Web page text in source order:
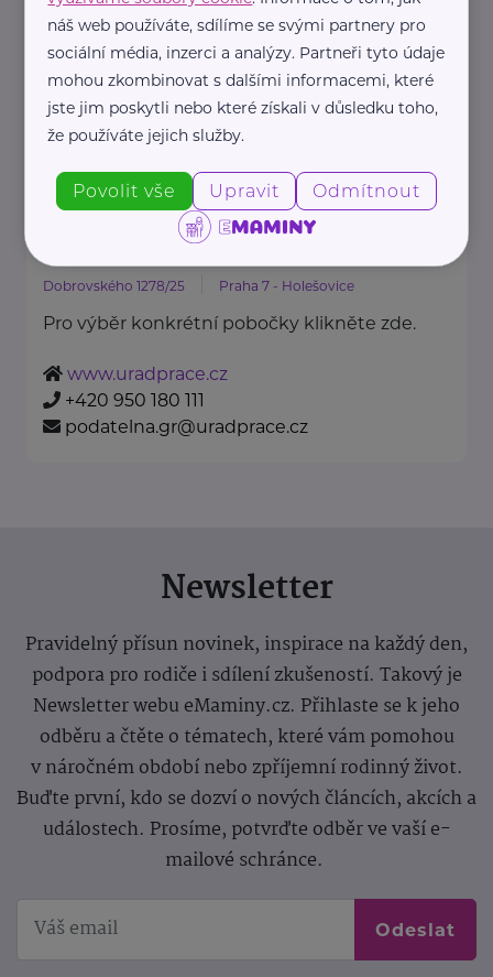
Oděvní banka je charitativní
organizace, která každoročně
poskytuje více ...
https://www.odevnibanka.cz/
+420 702 019 159
info@odevnibanka.cz
Úřad práce České republiky
Dobrovského 1278/25 Praha 7 - Holešovice
Pro výběr konkrétní pobočky klikněte zde.
www.uradprace.cz
+420 950 180 111
podatelna.gr@uradprace.cz
Newsletter
Pravidelný přísun novinek, inspirace na každý den,
podpora pro rodiče i sdílení zkušeností. Takový je
Newsletter webu eMaminy.cz. Přihlaste se k jeho
odběru a čtěte o tématech, které vám pomohou
v náročném období nebo zpříjemní rodinný život.
Buďte první, kdo se dozví o nových článcích, akcích a
událostech. Prosíme, potvrďte odběr ve vaší e-
mailové schránce.
Odeslat
náš web používáte, sdílíme se svými partnery pro
sociální média, inzerci a analýzy. Partneři tyto údaje
mohou zkombinovat s dalšími informacemi, které
jste jim poskytli nebo které získali v důsledku toho,
že používáte jejich služby.
Povolit vše Upravit Odmítnout